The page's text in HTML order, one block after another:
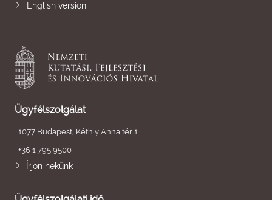
English version
Ügyfélszolgálat
1077 Budapest, Kéthly Anna tér 1.
+36 1 795 9500
Írjon nekünk